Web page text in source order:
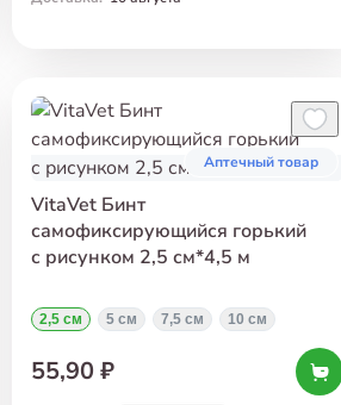
Аптечный товар
VitaVet Бинт
самофиксирующийся горький
с рисунком 2,5 см*4,5 м
2,5 см 5 см 7,5 см 10 см
55,90 ₽